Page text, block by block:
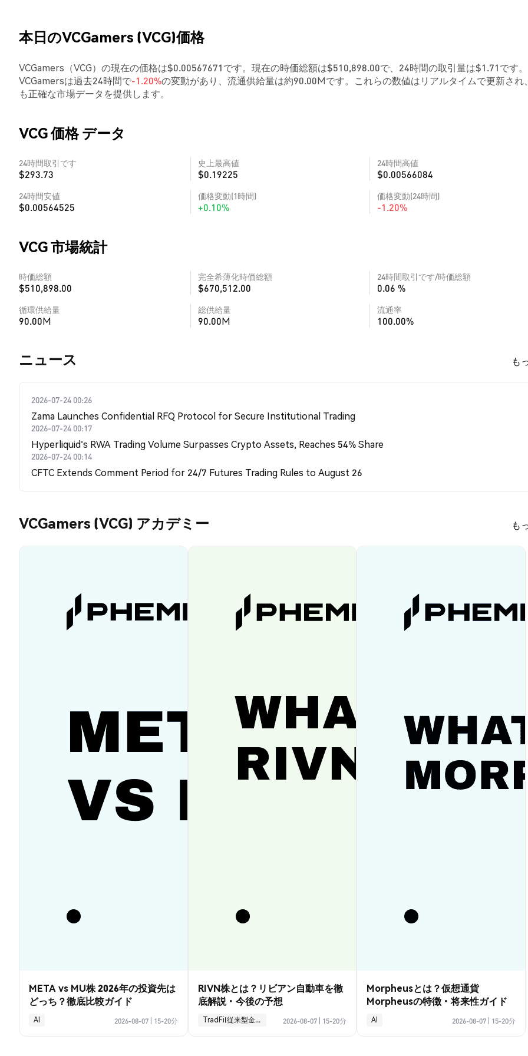
本日のVCGamers (VCG)価格
VCGamers（VCG）の現在の価格は$0.00567671です。現在の時価総額は$510,898.00で、24時間の取引量は$1.71です。
VCGamersは過去24時間で-1.20%の変動があり、流通供給量は約90.00Mです。これらの数値はリアルタイムで更新され
も正確な市場データを提供します。
VCG 価格 データ
24時間取引です
$293.73
史上最高値
$0.19225
24時間高値
$0.00566084
24時間安値
$0.00564525
価格変動(1時間)
+0.10%
価格変動(24時間)
-1.20%
VCG 市場統計
時価総額
$510,898.00
完全希薄化時価総額
$670,512.00
24時間取引です/時価総額
0.06 %
循環供給量
90.00M
総供給量
90.00M
流通率
100.00%
​​ニュース​​ も
2026-07-24 00:26
Zama Launches Confidential RFQ Protocol for Secure Institutional Trading
2026-07-24 00:17
Hyperliquid's RWA Trading Volume Surpasses Crypto Assets, Reaches 54% Share
2026-07-24 00:14
CFTC Extends Comment Period for 24/7 Futures Trading Rules to August 26
VCGamers (VCG) アカデミー も
META vs MU株 2026年の投資先は
どっち？徹底比較ガイド
AI 2026-08-07 15-20分
RIVN株とは？リビアン自動車を徹
底解説・今後の予想
TradFi(従来型金融) 2026-08-07 15-20分
Morpheusとは？仮想通貨
Morpheusの特徴・将来性ガイド
AI 2026-08-07 15-20分